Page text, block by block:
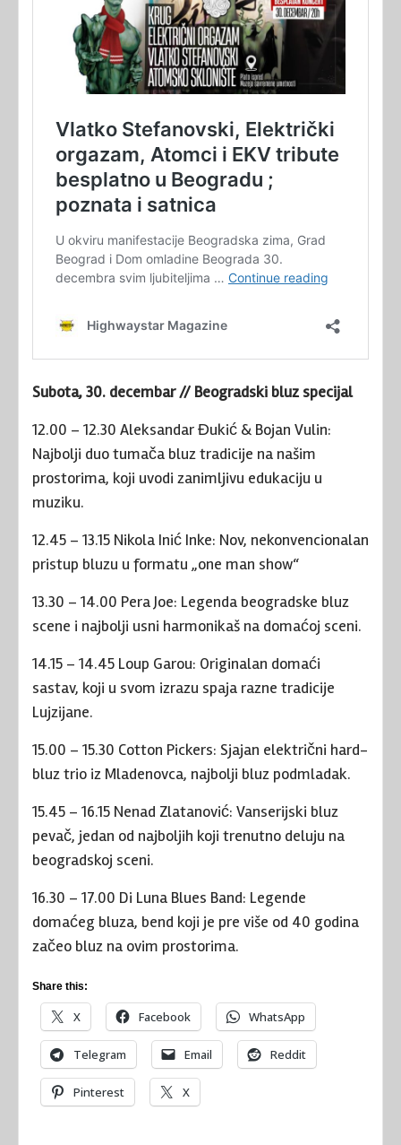
Subota, 30. decembar // Beogradski bluz specijal
12.00 – 12.30 Aleksandar Đukić & Bojan Vulin:
Najbolji duo tumača bluz tradicije na našim
prostorima, koji uvodi zanimljivu edukaciju u
muziku.
12.45 – 13.15 Nikola Inić Inke: Nov, nekonvencionalan
pristup bluzu u formatu „one man show“
13.30 – 14.00 Pera Joe: Legenda beogradske bluz
scene i najbolji usni harmonikaš na domaćoj sceni.
14.15 – 14.45 Loup Garou: Originalan domaći
sastav, koji u svom izrazu spaja razne tradicije
Lujzijane.
15.00 – 15.30 Cotton Pickers: Sjajan električni hard-
bluz trio iz Mladenovca, najbolji bluz podmladak.
15.45 – 16.15 Nenad Zlatanović: Vanserijski bluz
pevač, jedan od najboljih koji trenutno deluju na
beogradskoj sceni.
16.30 – 17.00 Di Luna Blues Band: Legende
domaćeg bluza, bend koji je pre više od 40 godina
začeo bluz na ovim prostorima.
Share this:
X Facebook WhatsApp
Telegram Email Reddit
Pinterest X